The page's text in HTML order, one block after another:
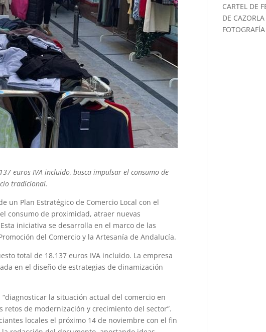
euros IVA incluido, busca impulsar el consumo de
tradicional.
un Plan Estratégico de Comercio Local con el
consumo de proximidad, atraer nuevas
iniciativa se desarrolla en el marco de las
del Comercio y la Artesanía de Andalucía.
total de 18.137 euros IVA incluido. La empresa
en el diseño de estrategias de dinamización
la situación actual del comercio en
de modernización y crecimiento del sector”.
locales el próximo 14 de noviembre con el fin
CARTEL DE
DE
FOTOGRAFÍA